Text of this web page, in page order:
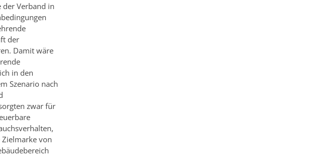
der Verband in
der
Damit wäre
in den
Szenario nach
zwar für
von